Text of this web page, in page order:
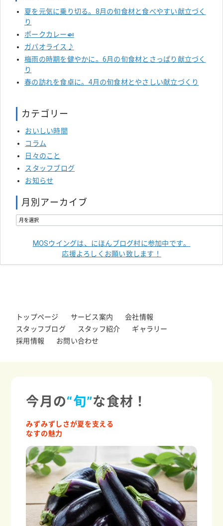
夏を元気に乗り切る。8月の旬食材と食べやすい献立づく
り
ポークカレー🍛
ガパオライス♪
梅雨の時期を健やかに。6月の旬食材とさっぱり献立づく
り
春の訪れを食卓に。4月の旬食材とやさしい献立づくり
カテゴリー
おいしい時間
コラム
日々のこと
スタッフブログ
お知らせ
月別アーカイブ
MOSウイングは、にほんブログ村に参加中です。
応援よろしくお願い致します！
トップページ サービス案内
会社情報
スタッフブログ
スタッフ紹介
ギャラリー
採用情報
お問い合わせ
今月の“旬”な食材！
みずみずしさが夏を支える
なすの魅力